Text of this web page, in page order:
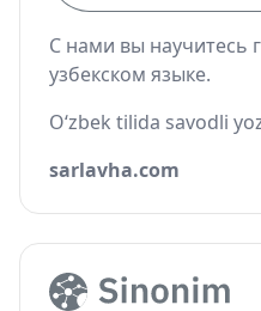
С нами вы научитесь
узбекском языке.
O‘zbek tilida savodli
sarlavha.com